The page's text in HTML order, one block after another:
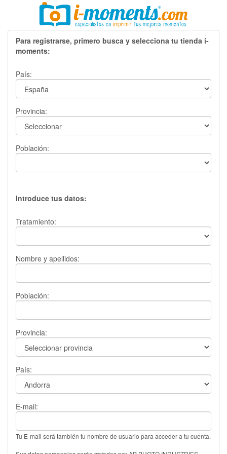
Para registrarse, primero busca y selecciona tu tienda i-
moments:
País:
Provincia:
Población:
Introduce tus datos:
Tratamiento:
Nombre y apellidos:
Población:
Provincia:
País:
E-mail:
Tu E-mail será también tu nombre de usuario para acceder a tu cuenta.